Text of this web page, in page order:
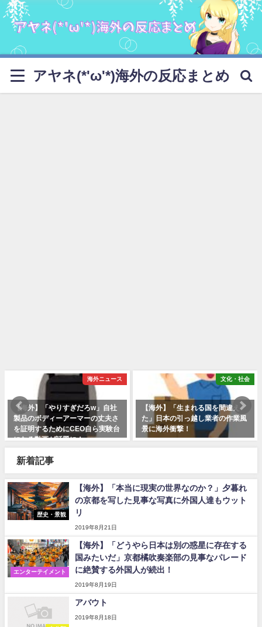
アヤネ(*'ω'*)海外の反応まとめ
海外ニュース
【海外】「やりすぎだろw」自社
製品のボディーアーマーの丈夫さ
を証明するためにCEO自ら実験台
になる動画が話題に！
文化・社会
【海外】「生まれる国を間違え
た」日本の引っ越し業者の作業風
景に海外衝撃！
新着記事
歴史・景観
【海外】「本当に現実の世界なのか？」夕暮れ
の京都を写した見事な写真に外国人達もウット
リ
2019年8月21日
エンターテイメント
【海外】「どうやら日本は別の惑星に存在する
国みたいだ」京都橘吹奏楽部の見事なパレード
に絶賛する外国人が続出！
2019年8月19日
アバウト
2019年8月18日